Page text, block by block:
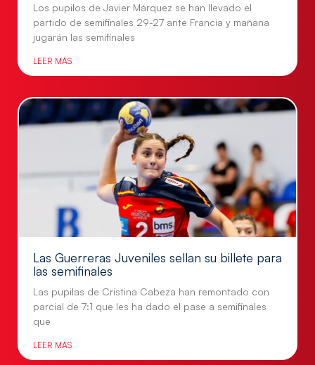
Los pupilos de Javier Márquez se han llevado el
partido de semifinales 29-27 ante Francia y mañana
jugarán las semifinales
LEER MÁS
Las Guerreras Juveniles sellan su billete para
las semifinales
Las pupilas de Cristina Cabeza han remontado con
parcial de 7:1 que les ha dado el pase a semifinales
que
LEER MÁS